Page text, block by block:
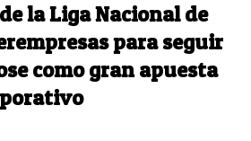
la Liga Nacional de
para seguir
como gran apuesta